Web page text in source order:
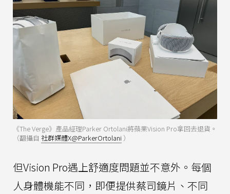
《The Verge》產品經理Parker Ortolani將蘋果Vision Pro拿回去退貨。
（翻攝自 社群媒體X@ParkerOrtolani ）
但Vision Pro遇上舒適度問題並不意外。每個
人身體機能不同，即便提供蔡司鏡片、不同